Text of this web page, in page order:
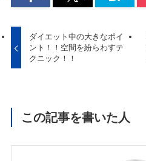
ダイエット中の大きなポイ
ント！！空間を紛らわすテ
クニック！！
この記事を書いた人